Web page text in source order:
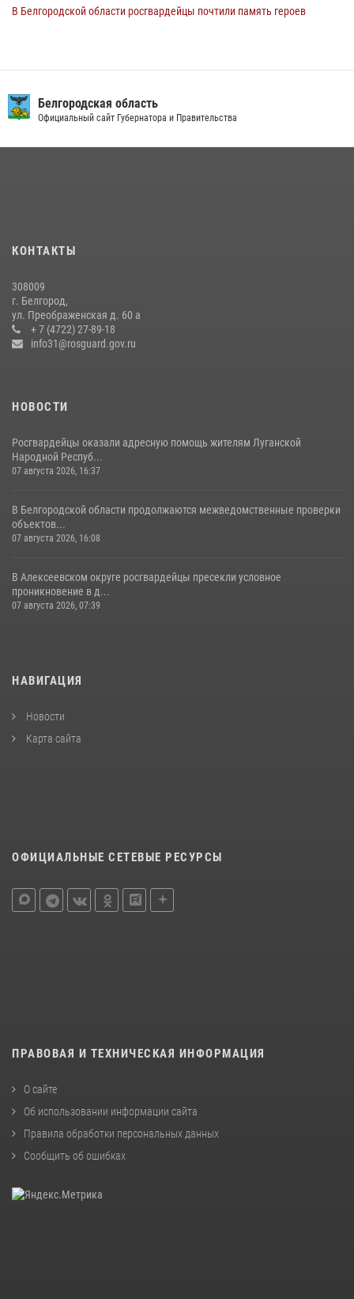
В Белгородской области росгвардейцы почтили память героев
беседу по профилактике аварийности
09 июля 2026, 10:07
В Белгороде росгвардейцы приняли участие в круглом столе с
представителем Российского общества «Знание»
17 июля 2026, 07:10
Белгородская область
Официальный сайт Губернатора и Правительства
КОНТАКТЫ
308009
г. Белгород,
ул. Преображенская д. 60 а
+ 7 (4722) 27-89-18
info31@rosguard.gov.ru
НОВОСТИ
Росгвардейцы оказали адресную помощь жителям Луганской
Народной Респуб...
07 августа 2026, 16:37
В Белгородской области продолжаются межведомственные проверки
объектов...
07 августа 2026, 16:08
В Алексеевском округе росгвардейцы пресекли условное
проникновение в д...
07 августа 2026, 07:39
НАВИГАЦИЯ
Новости
Карта сайта
ОФИЦИАЛЬНЫЕ СЕТЕВЫЕ РЕСУРСЫ
ПРАВОВАЯ И ТЕХНИЧЕСКАЯ ИНФОРМАЦИЯ
О сайте
Об использовании информации сайта
Правила обработки персональных данных
Сообщить об ошибках